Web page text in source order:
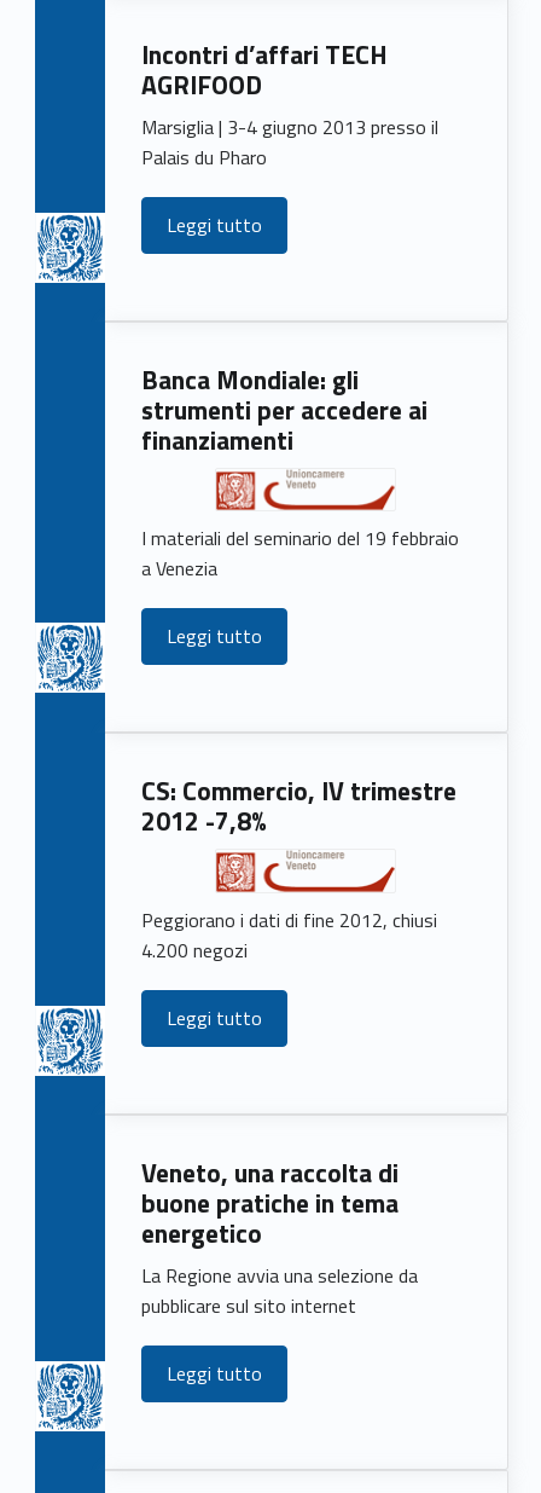
Incontri d’affari TECH
AGRIFOOD
Marsiglia | 3-4 giugno 2013 presso il
Palais du Pharo
Leggi tutto
Banca Mondiale: gli
strumenti per accedere ai
finanziamenti
I materiali del seminario del 19 febbraio
a Venezia
Leggi tutto
CS: Commercio, IV trimestre
2012 -7,8%
Peggiorano i dati di fine 2012, chiusi
4.200 negozi
Leggi tutto
Veneto, una raccolta di
buone pratiche in tema
energetico
La Regione avvia una selezione da
pubblicare sul sito internet
Leggi tutto